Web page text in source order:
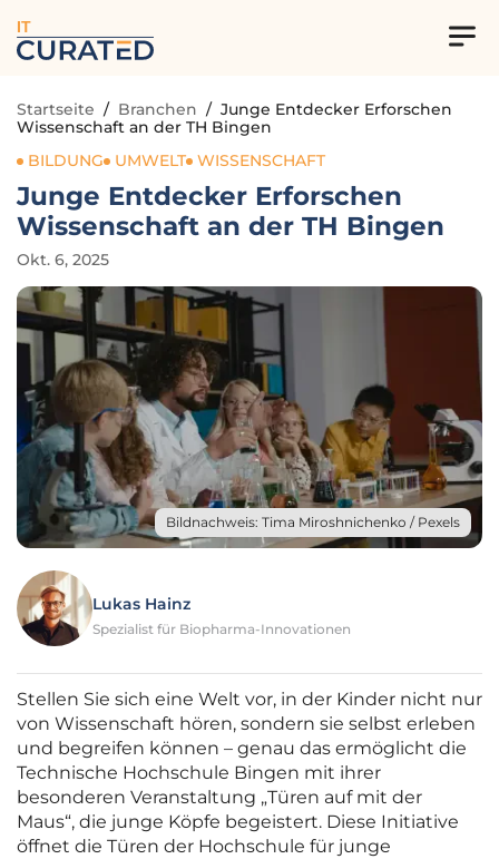
IT
Startseite / Branchen / Junge Entdecker Erforschen
Wissenschaft an der TH Bingen
BILDUNG
UMWELT WISSENSCHAFT
Junge Entdecker Erforschen
Wissenschaft an der TH Bingen
Okt. 6, 2025
Bildnachweis: Tima Miroshnichenko / Pexels
Lukas Hainz
Spezialist für Biopharma-Innovationen
Stellen Sie sich eine Welt vor, in der Kinder nicht nur
von Wissenschaft hören, sondern sie selbst erleben
und begreifen können – genau das ermöglicht die
Technische Hochschule Bingen mit ihrer
besonderen Veranstaltung „Türen auf mit der
Maus“, die junge Köpfe begeistert. Diese Initiative
öffnet die Türen der Hochschule für junge